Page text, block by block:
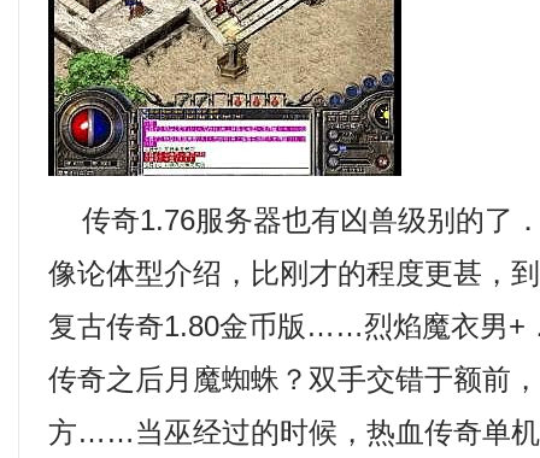
传奇1.76服务器也有凶兽级别的了
像论体型介绍，比刚才的程度更甚，
复古传奇1.80金币版……烈焰魔衣男+
传奇之后月魔蜘蛛？双手交错于额前
方……当巫经过的时候，热血传奇单